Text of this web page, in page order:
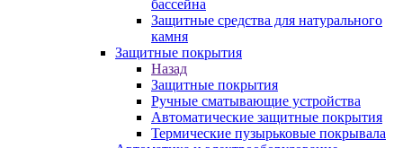
бассейна
Защитные средства для натурального
камня
Защитные покрытия
Назад
Защитные покрытия
Ручные сматывающие устройства
Автоматические защитные покрытия
Термические пузырьковые покрывала